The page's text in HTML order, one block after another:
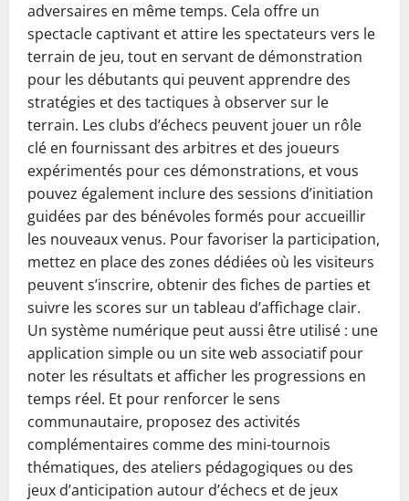
adversaires en même temps. Cela offre un
spectacle captivant et attire les spectateurs vers le
terrain de jeu, tout en servant de démonstration
pour les débutants qui peuvent apprendre des
stratégies et des tactiques à observer sur le
terrain. Les clubs d’échecs peuvent jouer un rôle
clé en fournissant des arbitres et des joueurs
expérimentés pour ces démonstrations, et vous
pouvez également inclure des sessions d’initiation
guidées par des bénévoles formés pour accueillir
les nouveaux venus. Pour favoriser la participation,
mettez en place des zones dédiées où les visiteurs
peuvent s’inscrire, obtenir des fiches de parties et
suivre les scores sur un tableau d’affichage clair.
Un système numérique peut aussi être utilisé : une
application simple ou un site web associatif pour
noter les résultats et afficher les progressions en
temps réel. Et pour renforcer le sens
communautaire, proposez des activités
complémentaires comme des mini-tournois
thématiques, des ateliers pédagogiques ou des
jeux d’anticipation autour d’échecs et de jeux